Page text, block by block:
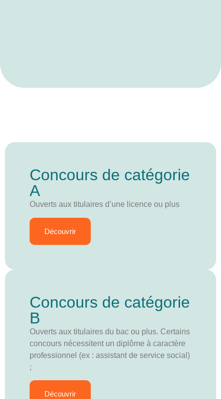
Concours de catégorie
A
Ouverts aux titulaires d’une licence ou plus
Découvrir
Concours de catégorie
B
Ouverts aux titulaires du bac ou plus. Certains
concours nécessitent un diplôme à caractère
professionnel (ex : assistant de service social)
;
Découvrir